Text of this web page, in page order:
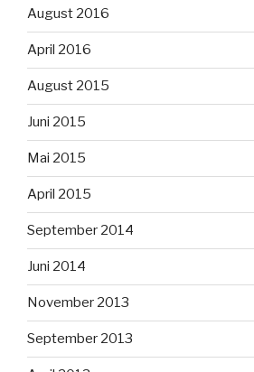
August 2016
April 2016
August 2015
Juni 2015
Mai 2015
April 2015
September 2014
Juni 2014
November 2013
September 2013